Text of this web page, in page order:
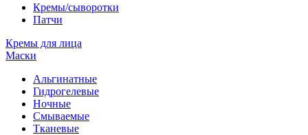
Кремы/сыворотки
Патчи
Кремы для лица
Маски
Альгинатные
Гидрогелевые
Ночные
Смываемые
Тканевые